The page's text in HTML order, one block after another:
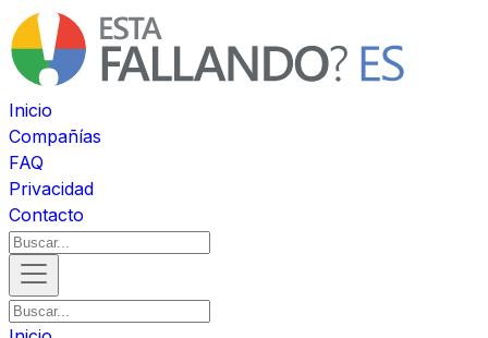
Inicio
Compañías
FAQ
Privacidad
Contacto